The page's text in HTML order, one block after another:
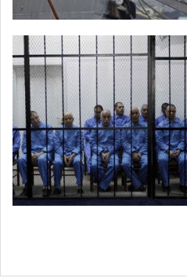
美军导弹驱逐舰抵达黑海旨在威